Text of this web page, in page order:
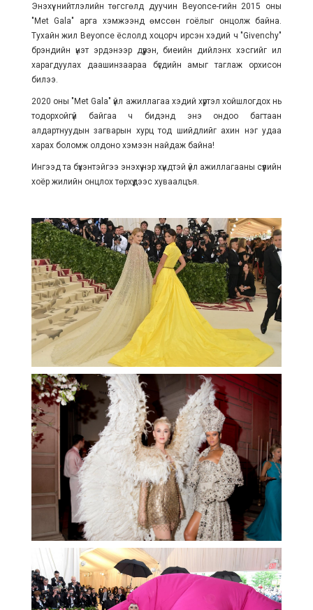
Энэхүү нийтлэлийн төгсгөлд дуучин Beyonce-гийн 2015 оны
"Met Gala" арга хэмжээнд өмссөн гоёлыг онцолж байна.
Тухайн жил Beyonce ёслолд хоцорч ирсэн хэдий ч "Givenchy"
брэндийн үнэт эрдэнээр дүүрэн, биеийн дийлэнх хэсгийг ил
харагдуулах даашинзаараа бүгдийн амыг таглаж орхисон
билээ.
2020 оны "Met Gala" үйл ажиллагаа хэдий хүртэл хойшлогдох нь
тодорхойгүй байгаа ч бидэнд энэ ондоо багтаан
алдартнуудын загварын хурц тод шийдлийг ахин нэг удаа
харах боломж олдоно хэмээн найдаж байна!
Ингээд та бүхэнтэйгээ энэхүү нэр хүндтэй үйл ажиллагааны сүүлийн
хоёр жилийн онцлох төрхүүдээс хуваалцъя.